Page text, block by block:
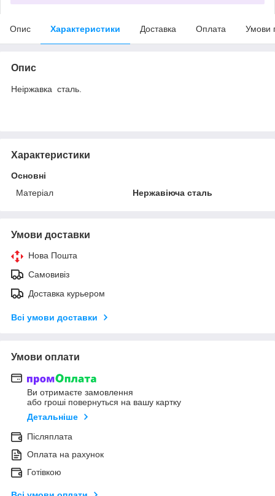
Опис Характеристики Доставка Оплата Умови
Опис
Неіржавка сталь.
Характеристики
Основні
Матеріал
Нержавіюча сталь
Умови доставки
Нова Пошта
Самовивіз
Доставка курьером
Всі умови доставки
Умови оплати
Ви отримаєте замовлення
або гроші повернуться на вашу картку
Детальніше
Післяплата
Оплата на рахунок
Готівкою